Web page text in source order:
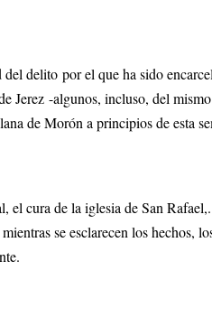
delito por el que ha sido
Jerez -algunos, incluso, del
de Morón a principios de esta
el cura de la iglesia de San
se esclarecen los hechos,